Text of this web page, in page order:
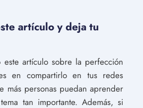
artículo y deja tu
este artículo sobre la perfección
en compartirlo en tus redes
más personas puedan aprender
tan importante. Además, si